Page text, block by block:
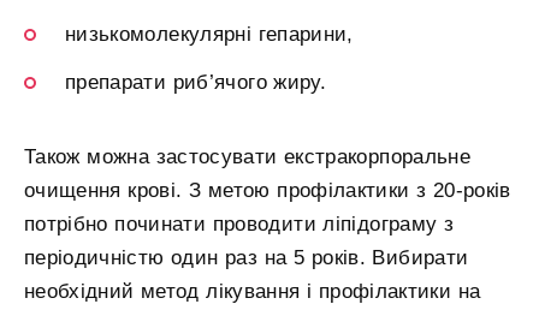
низькомолекулярні гепарини,
препарати риб’ячого жиру.
Також можна застосувати екстракорпоральне
очищення крові. З метою профілактики з 20-років
потрібно починати проводити ліпідограму з
періодичністю один раз на 5 років. Вибирати
необхідний метод лікування і профілактики на